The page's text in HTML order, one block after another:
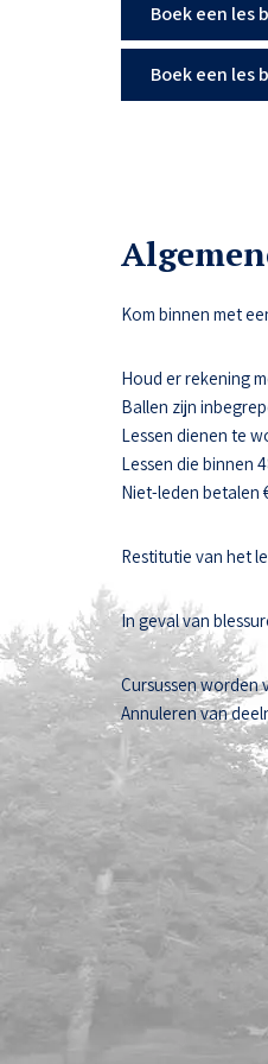
Boek een les
Boek een les
Kom binnen met
Houd er rekening
Ballen zijn
Lessen dienen te
Lessen die binnen
Niet-leden betalen
Restitutie van het
In geval van
Cursussen worden
Annuleren van